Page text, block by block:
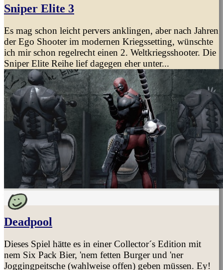
Sniper Elite 3
Es mag schon leicht pervers anklingen, aber nach Jahren
der Ego Shooter im modernen Kriegssetting, wünschte
ich mir schon regelrecht einen 2. Weltkriegsshooter. Die
Sniper Elite Reihe lief dagegen eher unter...
Deadpool
Dieses Spiel hätte es in einer Collector´s Edition mit
nem Six Pack Bier, 'nem fetten Burger und 'ner
Joggingpeitsche (wahlweise offen) geben müssen. Ey!